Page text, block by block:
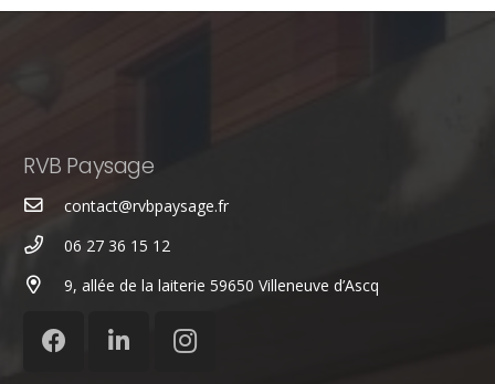
RVB Paysage
contact@rvbpaysage.fr
06 27 36 15 12
9, allée de la laiterie 59650 Villeneuve d’Ascq